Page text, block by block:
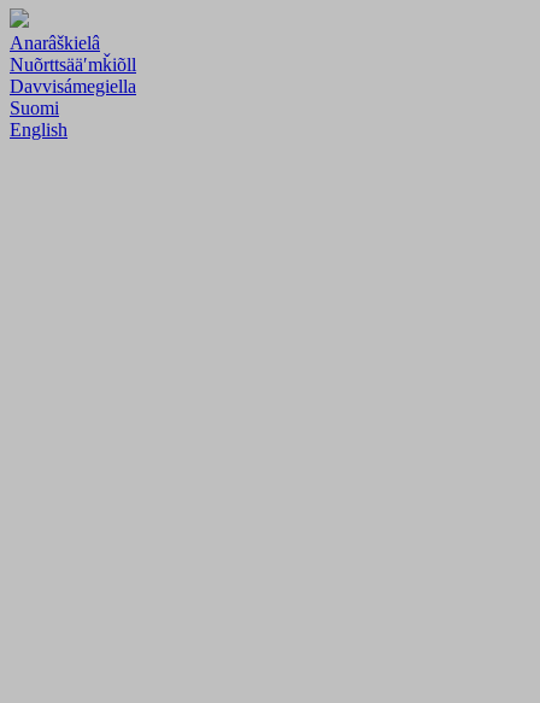
Anarâškielâ
Nuõrttsääʹmǩiõll
Davvisámegiella
Suomi
English